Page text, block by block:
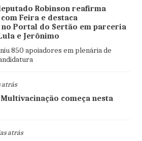
Robinson reafirma
Feira e destaca
Portal do Sertão em parceria
e Jerônimo
850 apoiadores em plenária de
atrás
Multivacinação começa nesta
atrás